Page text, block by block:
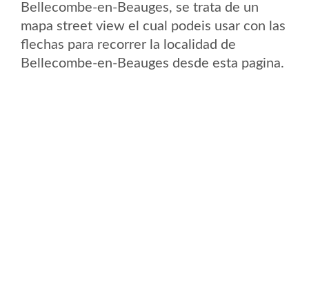
Bellecombe-en-Beauges, se trata de un
mapa street view el cual podeis usar con las
flechas para recorrer la localidad de
Bellecombe-en-Beauges desde esta pagina.